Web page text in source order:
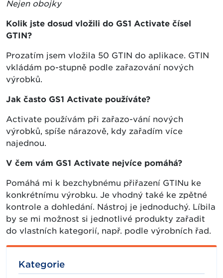
Nejen obojky
Kolik jste dosud vložili do GS1 Activate čísel
GTIN?
Prozatím jsem vložila 50 GTIN do aplikace. GTIN
vkládám po-stupně podle zařazování nových
výrobků.
Jak často GS1 Activate používáte?
Activate používám při zařazo-vání nových
výrobků, spíše nárazově, kdy zařadím více
najednou.
V čem vám GS1 Activate nejvíce pomáhá?
Pomáhá mi k bezchybnému přiřazení GTINu ke
konkrétnímu výrobku. Je vhodný také ke zpětné
kontrole a dohledání. Nástroj je jednoduchý. Líbila
by se mi možnost si jednotlivé produkty zařadit
do vlastních kategorií, např. podle výrobních řad.
Kategorie